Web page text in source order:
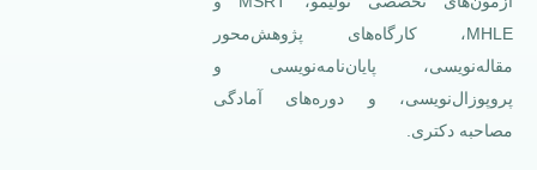
MHLE، کارگاه‌های پژوهش‌محور
مقاله‌نویسی، پایان‌نامه‌نویسی و
پروپوزال‌نویسی، و دوره‌های آمادگی
مصاحبه دکتری.